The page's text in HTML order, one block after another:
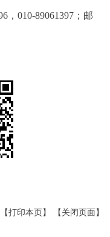
，010-89061397；邮
【打印本页】 【关闭页面】